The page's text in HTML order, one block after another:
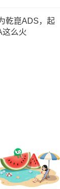
乾崑ADS，起
这么火